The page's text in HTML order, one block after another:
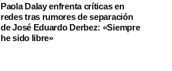
Paola Dalay enfrenta críticas en
redes tras rumores de separación
de José Eduardo Derbez: «Siempre
he sido libre»